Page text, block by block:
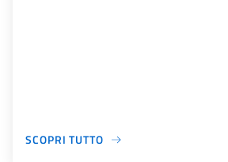
SCOPRI TUTTO